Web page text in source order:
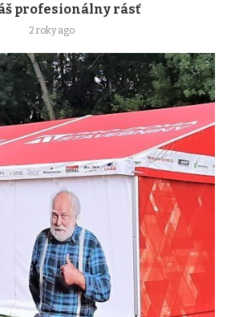
profesionálny rásť
2 roky ago